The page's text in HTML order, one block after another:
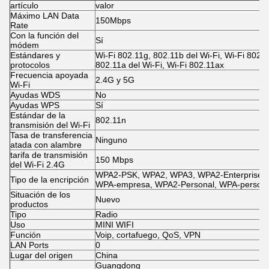
artículo
valor
Máximo LAN Data
Rate
150Mbps
Con la función del
módem
Sí
Estándares y
protocolos
Wi-Fi 802.11g, 802.11b del Wi-Fi, Wi-Fi
802.11a del Wi-Fi, Wi-Fi 802.11ax
Frecuencia apoyada
Wi-Fi
2.4G y 5G
Ayudas WDS
No
Ayudas WPS
Sí
Estándar de la
transmisión del Wi-Fi 802.11n
Tasa de transferencia
atada con alambre
Ninguno
tarifa de transmisión
del Wi-Fi 2.4G
150 Mbps
Tipo de la encripción
WPA2-PSK, WPA2, WPA3, WPA2-Enterprise,
WPA-empresa, WPA2-Personal, WPA-
Situación de los
productos
Nuevo
Tipo
Radio
Uso
MINI WIFI
Función
Voip, cortafuego, QoS, VPN
LAN Ports
0
Lugar del origen
China
Guangdong